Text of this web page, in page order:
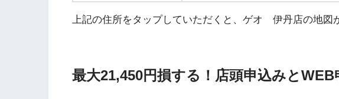
上記の住所をタップしていただくと、ゲオ 伊丹店の地図
最大21,450円損する！店頭申込みと